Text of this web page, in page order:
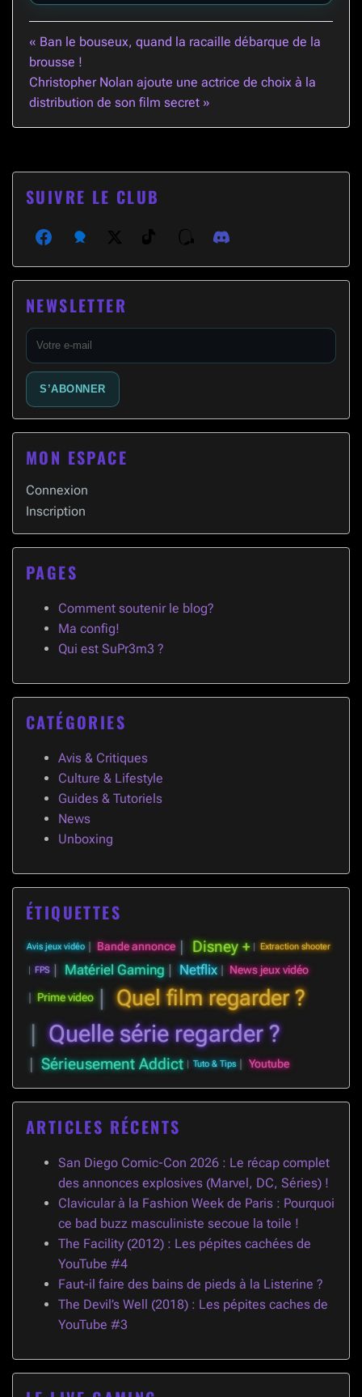
Navigation
de
l’article
« Ban le bouseux, quand la racaille débarque de la
brousse !
Christopher Nolan ajoute une actrice de choix à la
distribution de son film secret »
SUIVRE LE CLUB
FacebookBlueskyX (Twitter)TikTokThreadsDiscord
NEWSLETTER
E-
mail
S’ABONNER
MON ESPACE
Connexion
Inscription
PAGES
Comment soutenir le blog?
Ma config!
Qui est SuPr3m3 ?
CATÉGORIES
Avis & Critiques
Culture & Lifestyle
Guides & Tutoriels
News
Unboxing
ÉTIQUETTES
Avis jeux vidéo Bande annonce Disney + Extraction shooter
FPS Matériel Gaming Netflix News jeux vidéo
Prime video Quel film regarder ?
Quelle série regarder ?
Sérieusement Addict Tuto & Tips Youtube
ARTICLES RÉCENTS
San Diego Comic-Con 2026 : Le récap complet
des annonces explosives (Marvel, DC, Séries) !
Clavicular à la Fashion Week de Paris : Pourquoi
ce bad buzz masculiniste secoue la toile !
The Facility (2012) : Les pépites cachées de
YouTube #4
Faut-il faire des bains de pieds à la Listerine ?
The Devil’s Well (2018) : Les pépites caches de
YouTube #3